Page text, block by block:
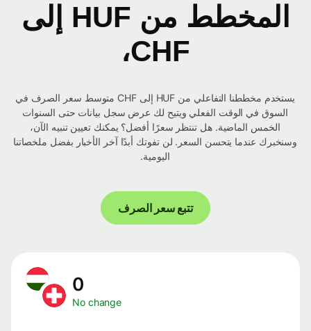
المخطط من HUF إلى
CHF،
يستخدم مخططنا التفاعلي من HUF إلى CHF متوسط ​​سعر الصرف في
السوق في الوقت الفعلي ويتيح لك عرض سجل بيانات حتى السنوات
الخمس الماضية. هل تنتظر سعرًا أفضل؟ يمكنك تعيين تنبيه الآن،
وسنخبرك عندما يتحسن السعر. لن تفوتك أبدًا آخر الأخبار بفضل ملخصاتنا
اليومية.
تتبع سعر الصرف
No change